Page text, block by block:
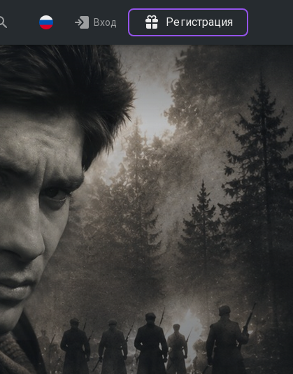
Вход Регистрация